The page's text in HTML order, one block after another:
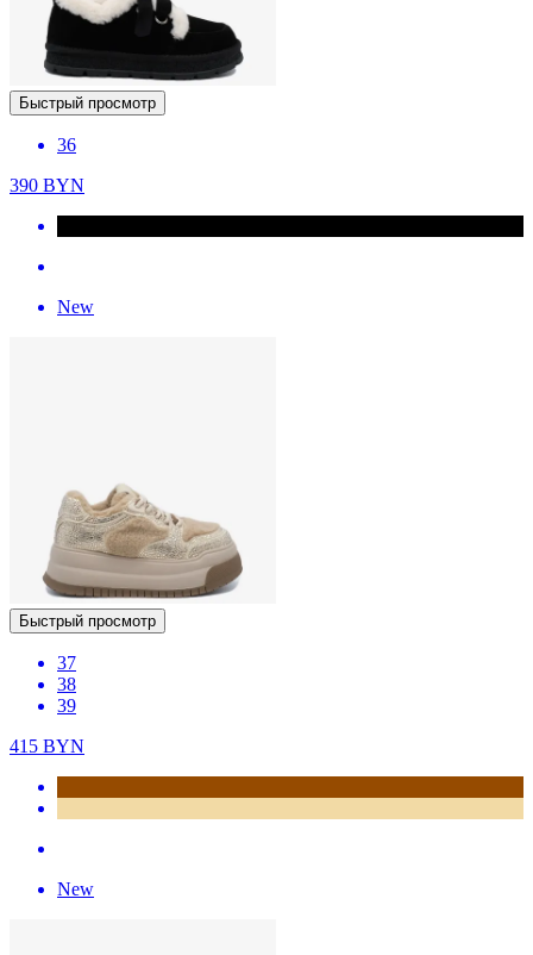
Быстрый просмотр
36
390 BYN
New
Быстрый просмотр
37
38
39
415 BYN
New